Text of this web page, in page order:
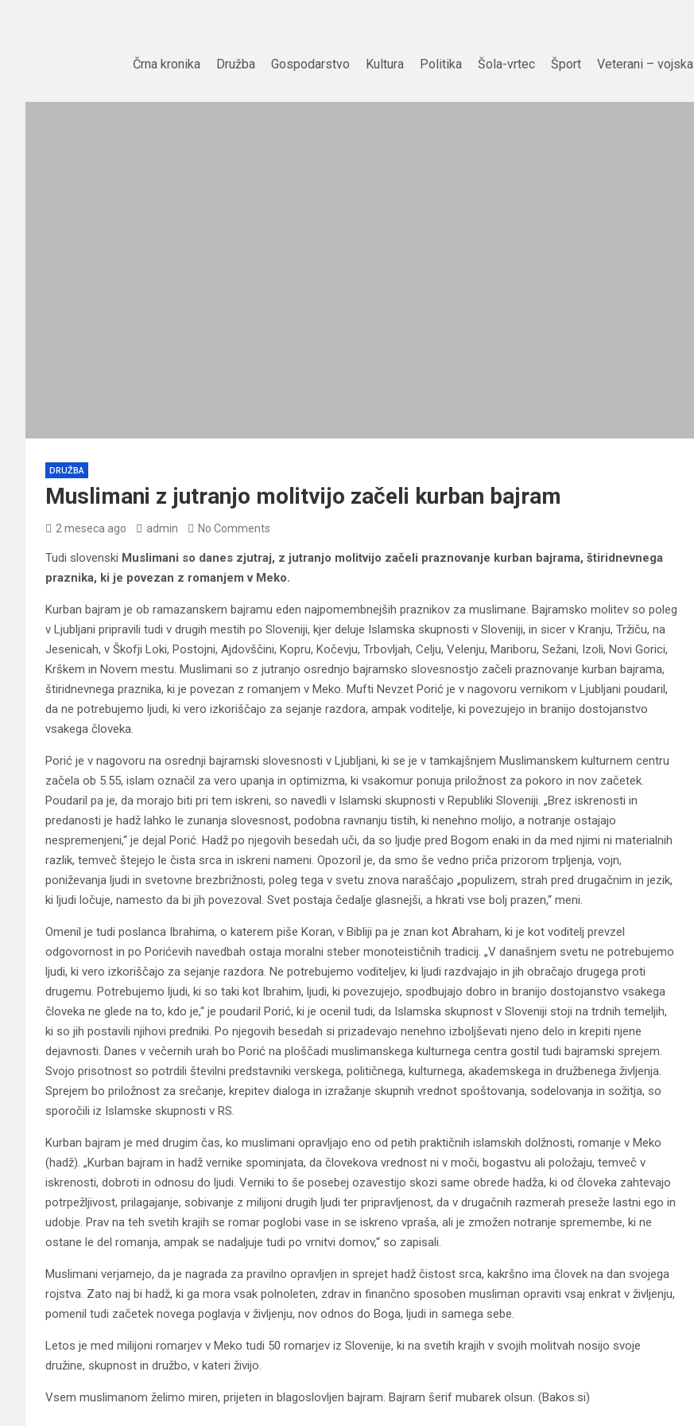
Črna kronika Družba Gospodarstvo Kultura Politika Šola-vrtec Šport Veterani – vojska
DRUŽBA
Muslimani z jutranjo molitvijo začeli kurban bajram
2 meseca ago admin No Comments
Tudi slovenski Muslimani so danes zjutraj, z jutranjo molitvijo začeli praznovanje kurban bajrama, štiridnevnega
praznika, ki je povezan z romanjem v Meko.
Kurban bajram je ob ramazanskem bajramu eden najpomembnejših praznikov za muslimane. Bajramsko molitev so poleg
v Ljubljani pripravili tudi v drugih mestih po Sloveniji, kjer deluje Islamska skupnosti v Sloveniji, in sicer v Kranju, Tržiču, na
Jesenicah, v Škofji Loki, Postojni, Ajdovščini, Kopru, Kočevju, Trbovljah, Celju, Velenju, Mariboru, Sežani, Izoli, Novi Gorici,
Krškem in Novem mestu. Muslimani so z jutranjo osrednjo bajramsko slovesnostjo začeli praznovanje kurban bajrama,
štiridnevnega praznika, ki je povezan z romanjem v Meko. Mufti Nevzet Porić je v nagovoru vernikom v Ljubljani poudaril,
da ne potrebujemo ljudi, ki vero izkoriščajo za sejanje razdora, ampak voditelje, ki povezujejo in branijo dostojanstvo
vsakega človeka.
Porić je v nagovoru na osrednji bajramski slovesnosti v Ljubljani, ki se je v tamkajšnjem Muslimanskem kulturnem centru
začela ob 5.55, islam označil za vero upanja in optimizma, ki vsakomur ponuja priložnost za pokoro in nov začetek.
Poudaril pa je, da morajo biti pri tem iskreni, so navedli v Islamski skupnosti v Republiki Sloveniji. „Brez iskrenosti in
predanosti je hadž lahko le zunanja slovesnost, podobna ravnanju tistih, ki nenehno molijo, a notranje ostajajo
nespremenjeni,“ je dejal Porić. Hadž po njegovih besedah uči, da so ljudje pred Bogom enaki in da med njimi ni materialnih
razlik, temveč štejejo le čista srca in iskreni nameni. Opozoril je, da smo še vedno priča prizorom trpljenja, vojn,
poniževanja ljudi in svetovne brezbrižnosti, poleg tega v svetu znova naraščajo „populizem, strah pred drugačnim in jezik,
ki ljudi ločuje, namesto da bi jih povezoval. Svet postaja čedalje glasnejši, a hkrati vse bolj prazen,“ meni.
Omenil je tudi poslanca Ibrahima, o katerem piše Koran, v Bibliji pa je znan kot Abraham, ki je kot voditelj prevzel
odgovornost in po Porićevih navedbah ostaja moralni steber monoteističnih tradicij. „V današnjem svetu ne potrebujemo
ljudi, ki vero izkoriščajo za sejanje razdora. Ne potrebujemo voditeljev, ki ljudi razdvajajo in jih obračajo drugega proti
drugemu. Potrebujemo ljudi, ki so taki kot Ibrahim, ljudi, ki povezujejo, spodbujajo dobro in branijo dostojanstvo vsakega
človeka ne glede na to, kdo je,“ je poudaril Porić, ki je ocenil tudi, da Islamska skupnost v Sloveniji stoji na trdnih temeljih,
ki so jih postavili njihovi predniki. Po njegovih besedah si prizadevajo nenehno izboljševati njeno delo in krepiti njene
dejavnosti. Danes v večernih urah bo Porić na ploščadi muslimanskega kulturnega centra gostil tudi bajramski sprejem.
Svojo prisotnost so potrdili številni predstavniki verskega, političnega, kulturnega, akademskega in družbenega življenja.
Sprejem bo priložnost za srečanje, krepitev dialoga in izražanje skupnih vrednot spoštovanja, sodelovanja in sožitja, so
sporočili iz Islamske skupnosti v RS.
Kurban bajram je med drugim čas, ko muslimani opravljajo eno od petih praktičnih islamskih dolžnosti, romanje v Meko
(hadž). „Kurban bajram in hadž vernike spominjata, da človekova vrednost ni v moči, bogastvu ali položaju, temveč v
iskrenosti, dobroti in odnosu do ljudi. Verniki to še posebej ozavestijo skozi same obrede hadža, ki od človeka zahtevajo
potrpežljivost, prilagajanje, sobivanje z milijoni drugih ljudi ter pripravljenost, da v drugačnih razmerah preseže lastni ego in
udobje. Prav na teh svetih krajih se romar poglobi vase in se iskreno vpraša, ali je zmožen notranje spremembe, ki ne
ostane le del romanja, ampak se nadaljuje tudi po vrnitvi domov,“ so zapisali.
Muslimani verjamejo, da je nagrada za pravilno opravljen in sprejet hadž čistost srca, kakršno ima človek na dan svojega
rojstva. Zato naj bi hadž, ki ga mora vsak polnoleten, zdrav in finančno sposoben musliman opraviti vsaj enkrat v življenju,
pomenil tudi začetek novega poglavja v življenju, nov odnos do Boga, ljudi in samega sebe.
Letos je med milijoni romarjev v Meko tudi 50 romarjev iz Slovenije, ki na svetih krajih v svojih molitvah nosijo svoje
družine, skupnost in družbo, v kateri živijo.
Vsem muslimanom želimo miren, prijeten in blagoslovljen bajram. Bajram šerif mubarek olsun. (Bakos.si)